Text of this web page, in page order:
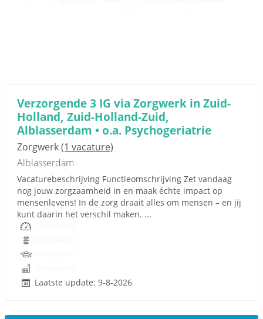
Verzorgende 3 IG via Zorgwerk in Zuid-
Holland, Zuid-Holland-Zuid,
Alblasserdam • o.a. Psychogeriatrie
Zorgwerk(1 vacature)
Alblasserdam
Vacaturebeschrijving Functieomschrijving Zet vandaag
nog jouw zorgzaamheid in en maak échte impact op
mensenlevens! In de zorg draait alles om mensen – en jij
kunt daarin het verschil maken. ...
Laatste update: 9-8-2026